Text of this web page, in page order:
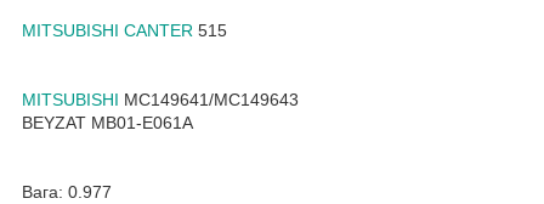
MITSUBISHI CANTER 515
MITSUBISHI MC149641/MC149643
BEYZAT MB01-E061A
Вага: 0.977